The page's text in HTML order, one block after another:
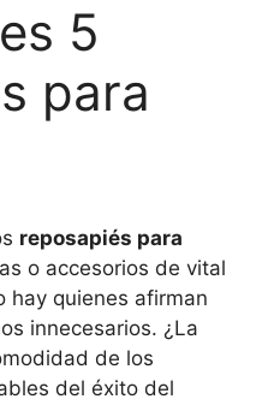
5
para
reposapiés para
o accesorios de vital
hay quienes afirman
innecesarios. ¿La
de los
del éxito del